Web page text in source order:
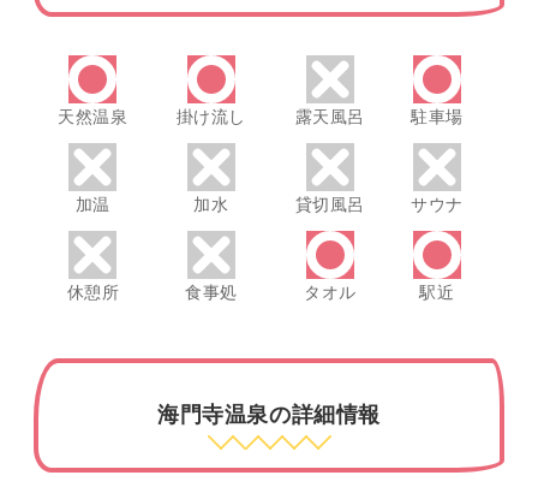
天然温泉 掛け流し 露天風呂 駐車場
加温 加水 貸切風呂 サウナ
休憩所 食事処 タオル 駅近
海門寺温泉の詳細情報